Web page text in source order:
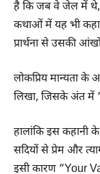
है कि जब वे जेल में
कथाओं में यह भी कहा
प्रार्थना से उसकी
लोकप्रिय मान्यता
लिखा, जिसके अंत में
हालांकि इस कहानी
सदियों से प्रेम और
इसी कारण “Your